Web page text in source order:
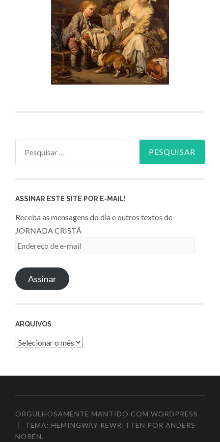
ASSINAR ESTE SITE POR E-MAIL!
Receba as mensagens do dia e outros textos de
JORNADA CRISTÃ
Endereço
e-
mailAssinar
ARQUIVOS
Arquivos
ORGULHOSAMENTE MANTIDO COM WORDPRESS
|
TEMA: HEMINGWAY REWRITTEN PORANDERS
NORÉN.